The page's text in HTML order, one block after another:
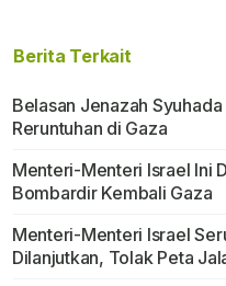
Berita Terkait
Belasan Jenazah
Reruntuhan di Gaza
Menteri-Menteri Israel Ini
Bombardir Kembali Gaza
Menteri-Menteri Israel
Dilanjutkan, Tolak Peta